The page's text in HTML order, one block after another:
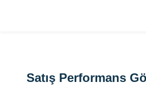
Satış Performans